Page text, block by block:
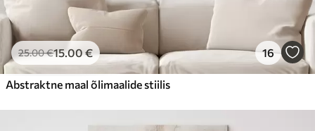
25.00€15.00€ 16
Abstraktne maal õlimaalide stiilis